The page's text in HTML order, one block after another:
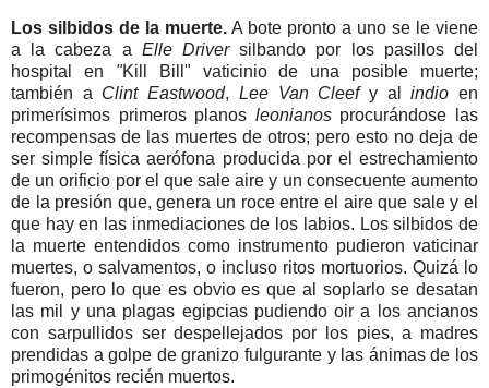
Los silbidos de la muerte. A bote pronto a uno se le viene
a la cabeza a Elle Driversilbando por los pasillos del
hospital en "Kill Bill" vaticinio de una posible muerte;
también a Clint Eastwood, Lee Van Cleefy alindio en
primerísimos primeros planos leonianosprocurándose las
recompensas de las muertes de otros; pero esto no deja de
ser simple física aerófona producida por el estrechamiento
de un orificio por el que sale aire y un consecuente aumento
de la presión que, genera un roce entre el aire que sale y el
que hay en las inmediaciones de los labios. Los silbidos de
la muerte entendidos como instrumento pudieron vaticinar
muertes, o salvamentos, o incluso ritos mortuorios. Quizá lo
fueron, pero lo que es obvio es que al soplarlo se desatan
las mil y una plagas egipcias pudiendo oir a los ancianos
con sarpullidos ser despellejados por los pies, a madres
prendidas a golpe de granizo fulgurante y las ánimas de los
primogénitos recién muertos.